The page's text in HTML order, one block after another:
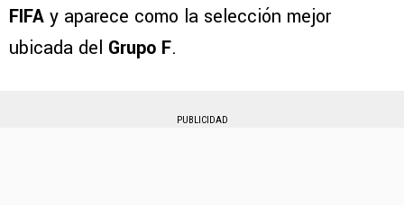
FIFA y aparece como la selección mejor
ubicada del Grupo F.
PUBLICIDAD